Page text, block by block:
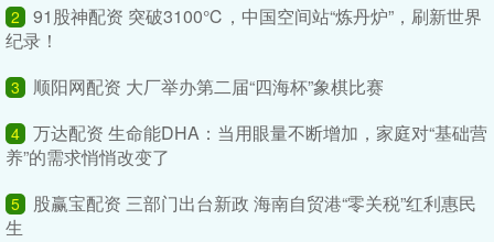
2
91股神配资 突破3100℃，中国空间站“炼丹炉”，刷新世界
纪录！
3 顺阳网配资 大厂举办第二届“四海杯”象棋比赛
4 万达配资 生命能DHA：当用眼量不断增加，家庭对“基础营
养”的需求悄悄改变了
5
股赢宝配资 三部门出台新政 海南自贸港“零关税”红利惠民
生